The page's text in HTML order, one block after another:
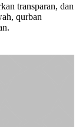
transparan, dan
qurban